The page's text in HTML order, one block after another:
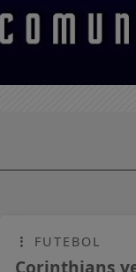
FUTEBOL
Corinthians